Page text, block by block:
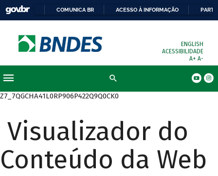
COMUNICA BR ACESSO À INFORMAÇÃO
ENGLISH
ACESSIBILIDADE
A+ A-
Z7_7QGCHA41L0RP906P422Q9Q0CK0
Visualizador do
Conteúdo da Web